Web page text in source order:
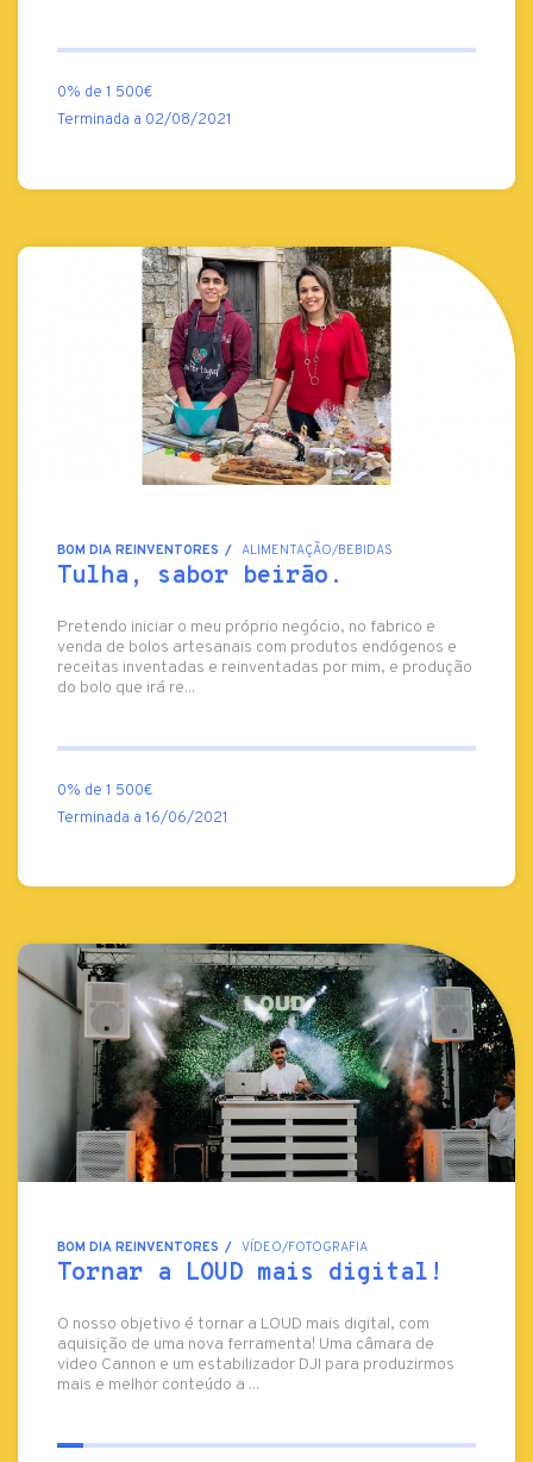
0% de 1 500€
Terminada a 02/08/2021
BOM DIA REINVENTORES ALIMENTAÇÃO/BEBIDAS
Tulha, sabor beirão.
Pretendo iniciar o meu próprio negócio, no fabrico e
venda de bolos artesanais com produtos endógenos e
receitas inventadas e reinventadas por mim, e produção
do bolo que irá re...
0% de 1 500€
Terminada a 16/06/2021
BOM DIA REINVENTORES VÍDEO/FOTOGRAFIA
Tornar a LOUD mais digital!
O nosso objetivo é tornar a LOUD mais digital, com
aquisição de uma nova ferramenta! Uma câmara de
video Cannon e um estabilizador DJI para produzirmos
mais e melhor conteúdo a ...